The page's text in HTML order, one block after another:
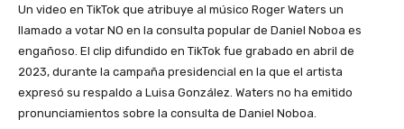
Un video en TikTok que atribuye al músico Roger Waters un
llamado a votar NO en la consulta popular de Daniel Noboa es
engañoso. El clip difundido en TikTok fue grabado en abril de
2023, durante la campaña presidencial en la que el artista
expresó su respaldo a Luisa González. Waters no ha emitido
pronunciamientos sobre la consulta de Daniel Noboa.